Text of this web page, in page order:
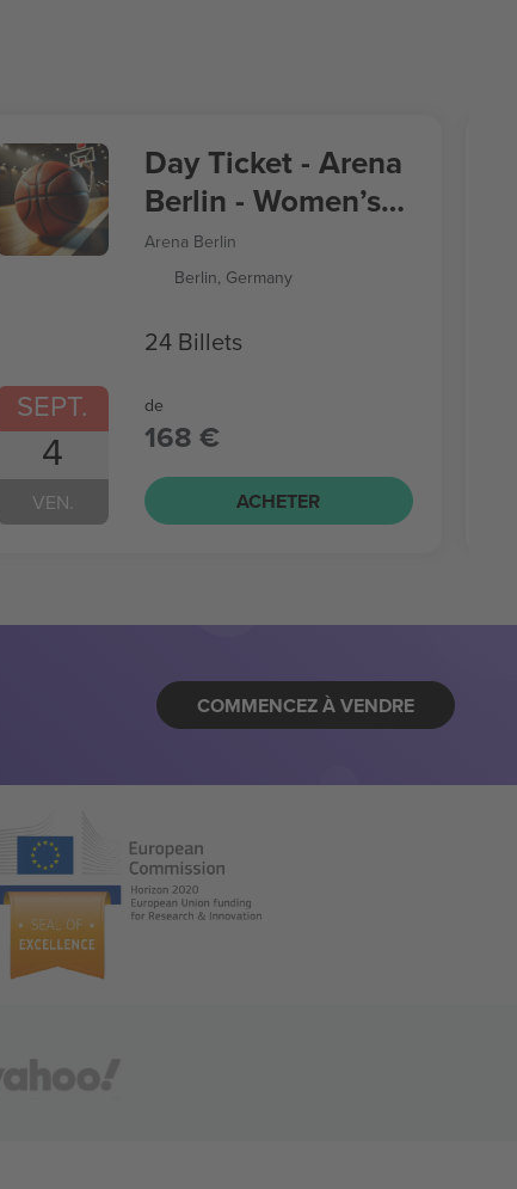
SEPT.
4
VEN.
Day Ticket - Arena
Berlin - Women’s
Basketball World
Cup
Arena Berlin
Berlin, Germany
24 Billets
de
168 €
ACHETER
COMMENCEZ À VENDRE